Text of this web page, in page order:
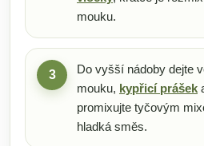
mouku.
3
Do vyšší nádoby dejte
mouku, kypřicí prášek
promixujte tyčovým
hladká směs.